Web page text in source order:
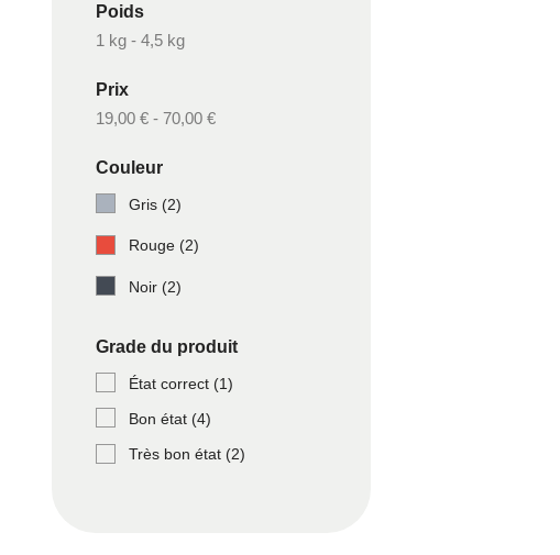
Poids
1 kg - 4,5 kg
Prix
19,00 € - 70,00 €
Couleur
Gris (2)
Rouge (2)
Noir (2)
Grade du produit
État correct (1)
Bon état (4)
Très bon état (2)